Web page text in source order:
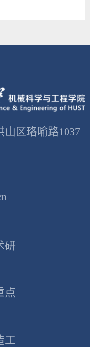
区珞喻路1037
研
点
工